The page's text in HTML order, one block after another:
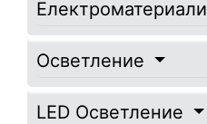
Електроматериали
Осветление
LED Осветление